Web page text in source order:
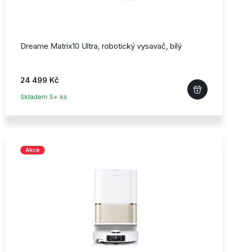
Dreame Matrix10 Ultra, robotický vysavač, bílý
24 499 Kč
Skladem 5+ ks
Akce